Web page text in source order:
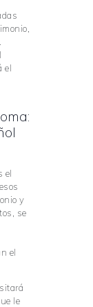
el
el
y
se
el
le